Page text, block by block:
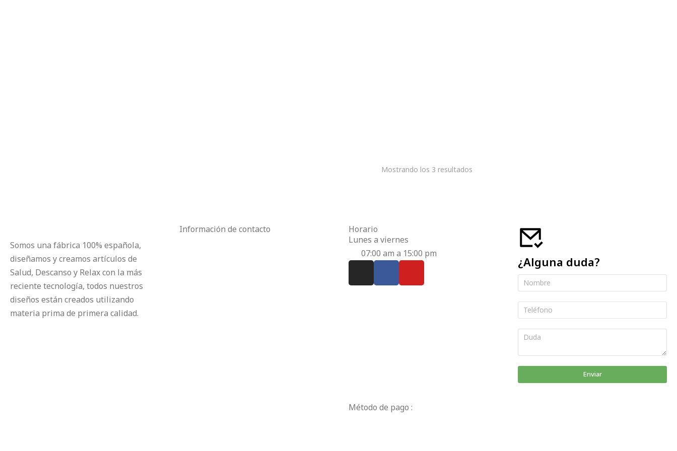
Mostrando los 3 resultados
Somos una fábrica 100% española,
diseñamos y creamos artículos de
Salud, Descanso y Relax con la más
reciente tecnología, todos nuestros
diseños están creados utilizando
materia prima de primera calidad.
Información de contacto
Horario
Lunes a viernes
07:00 am a 15:00 pm
¿Alguna duda?
Enviar
Método de pago :